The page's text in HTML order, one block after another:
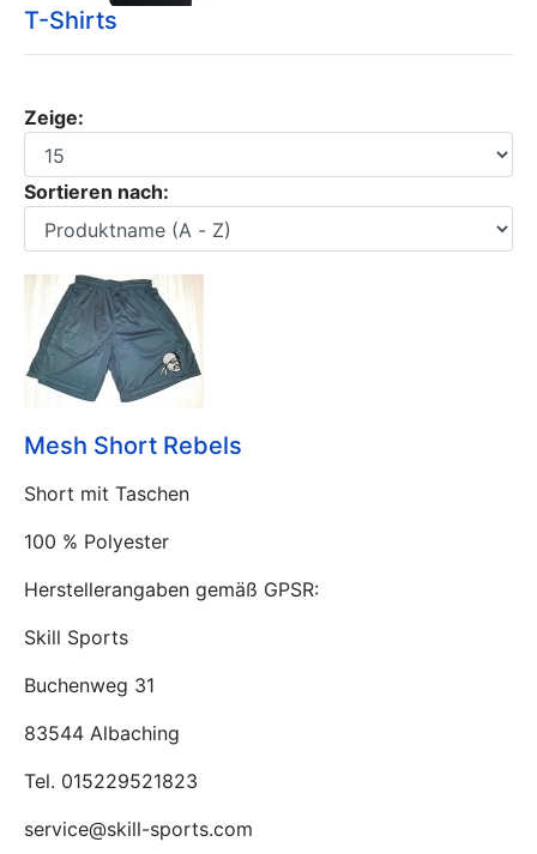
T-Shirts
Zeige:
Sortieren nach:
Mesh Short Rebels
Short mit Taschen
100 % Polyester
Herstellerangaben gemäß GPSR:
Skill Sports
Buchenweg 31
83544 Albaching
Tel. 015229521823
service@skill-sports.com